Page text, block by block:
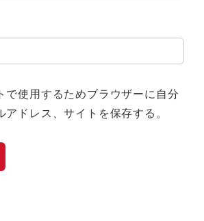
で使用するためブラウザーに自分
ドレス、サイトを保存する。